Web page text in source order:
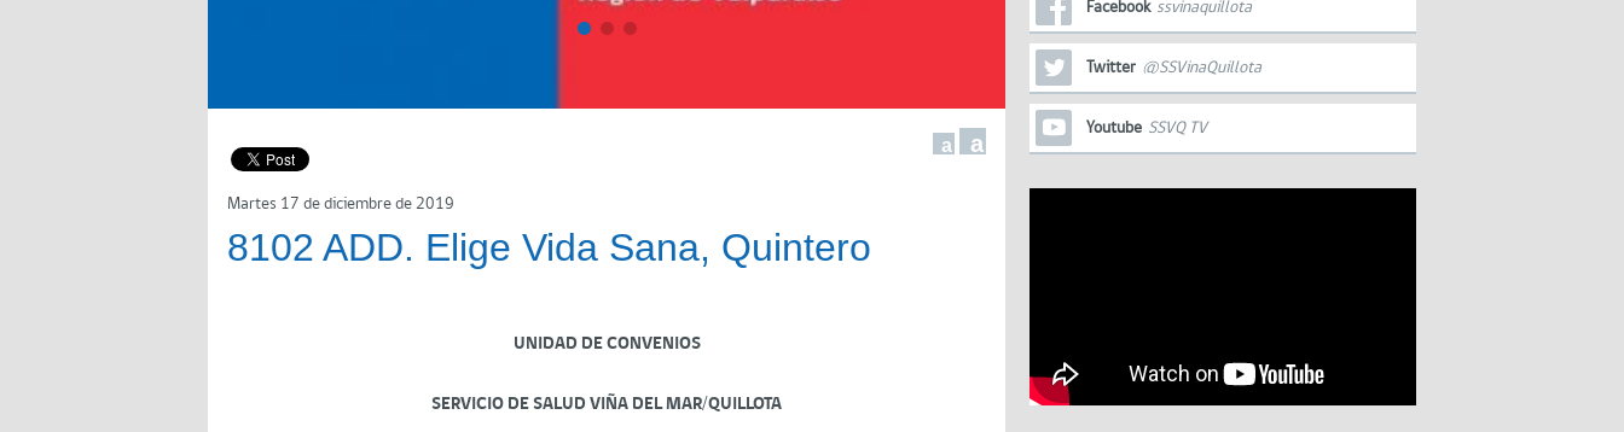
a a
Martes 17 de diciembre de 2019
8102 ADD. Elige Vida Sana, Quintero
UNIDAD DE CONVENIOS
SERVICIO DE SALUD VIÑA DEL MAR/QUILLOTA
Facebook ssvinaquillota
Twitter @SSVinaQuillota
Youtube SSVQ TV